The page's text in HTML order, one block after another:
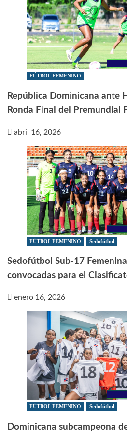
FÚTBOL FEMENINO
República Dominicana ante
Ronda Final del Premundial
abril 16, 2026
FÚTBOL FEMENINO Sedofútbol
Sedofútbol Sub-17
convocadas para el
enero 16, 2026
FÚTBOL FEMENINO Sedofútbol
Dominicana subcampeona